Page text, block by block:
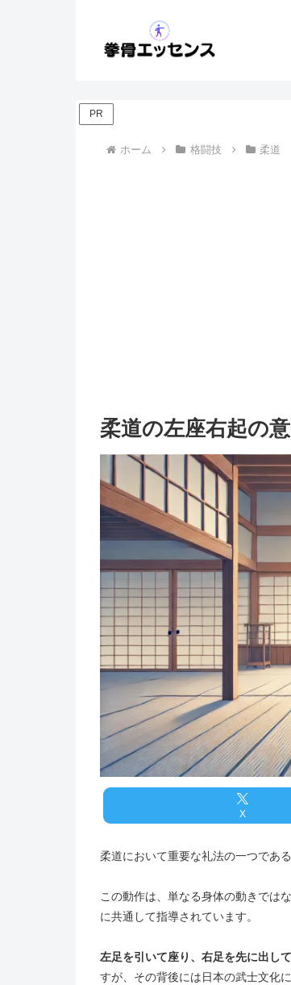
PR
ホーム 格闘技 柔道
柔道の左座右起の
X
柔道において重要な礼法の一つであ
この動作は、単なる身体の動きでは
に共通して指導されています。
左足を引いて座り、右足を先に出し
すが、その背後には日本の武士文化